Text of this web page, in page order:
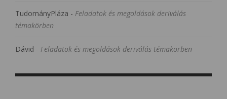
TudományPláza - Feladatok és megoldások deriválás
témakörben
Dávid - Feladatok és megoldások deriválás témakörben